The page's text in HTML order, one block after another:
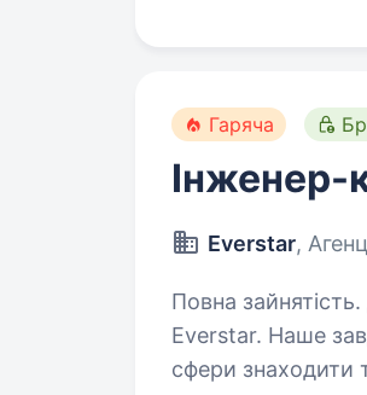
Гаряча
Інженер-
Everstar,
Повна зайнятість.
Everstar. Наше завдання — допомагати приватним компаніям оборонної
сфери знаходити